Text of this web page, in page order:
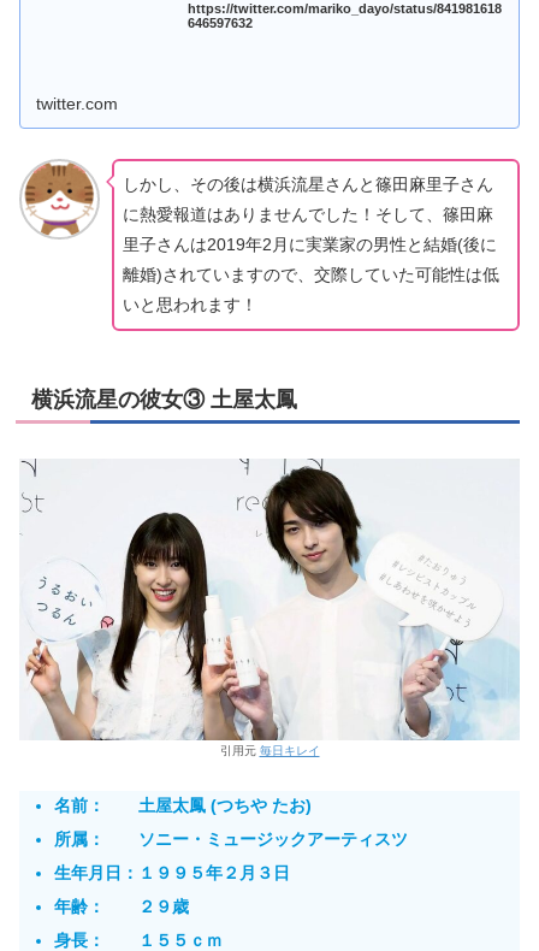
https://twitter.com/mariko_dayo/status/841981618
646597632
twitter.com
しかし、その後は横浜流星さんと篠田麻里子さん
に熱愛報道はありませんでした！そして、篠田麻
里子さんは2019年2月に実業家の男性と結婚(後に
離婚)されていますので、交際していた可能性は低
いと思われます！
横浜流星の彼女③ 土屋太鳳
引用元 毎日キレイ
名前： 土屋太鳳 (つちや たお)
所属： ソニー・ミュージックアーティスツ
生年月日：１９９５年２月３日
年齢： ２９歳
身長： １５５ｃｍ